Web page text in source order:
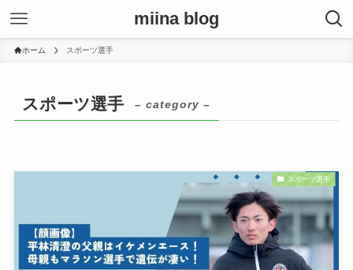
miina blog
ホーム スポーツ選手
スポーツ選手 – category –
スポーツ選手